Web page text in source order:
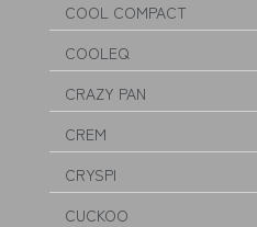
COOL COMPACT
COOLEQ
CRAZY PAN
CREM
CRYSPI
CUCKOO